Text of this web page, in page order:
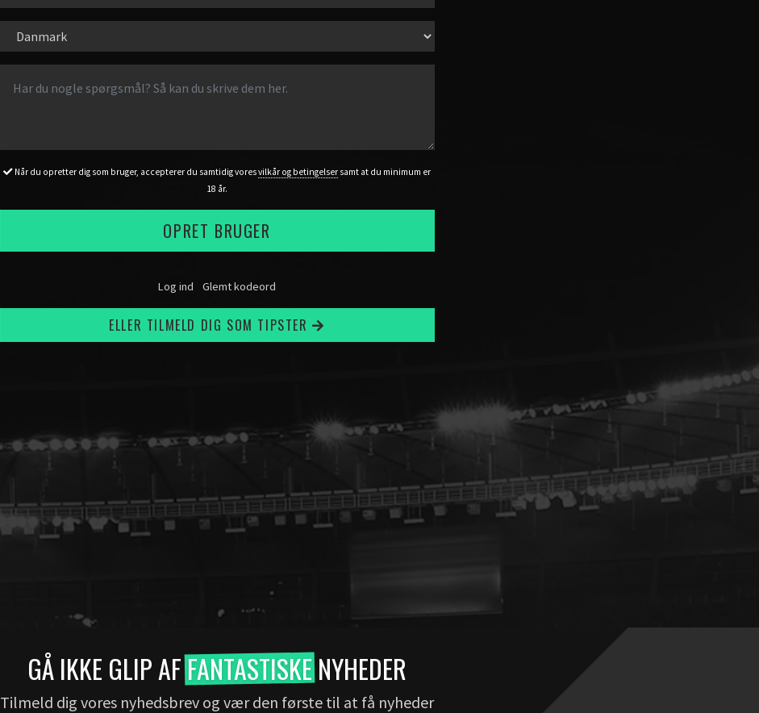
Når du opretter dig som bruger, accepterer du samtidig voresvilkår og betingelser samt at du minimum er
18 år.
OPRET BRUGER
Log ind Glemt kodeord
ELLER TILMELD DIG SOM TIPSTER
GÅ IKKE GLIP AFFANTASTISKENYHEDER
Tilmeld dig vores nyhedsbrev og vær den første til at få nyheder